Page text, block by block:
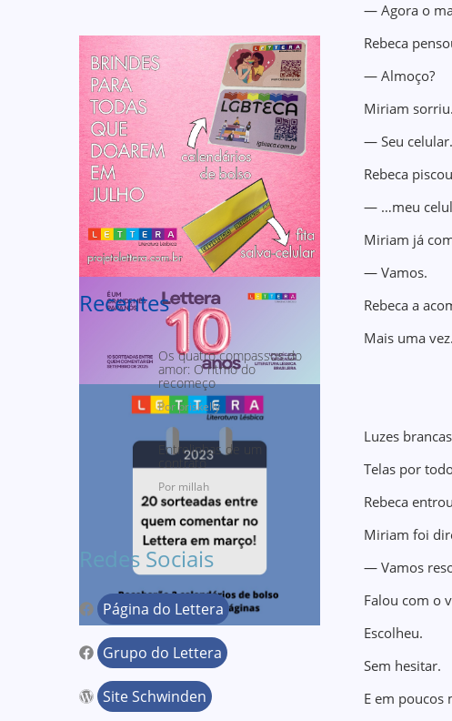
Recentes
Os quatro compassos do
amor: O ritmo do
recomeço
Por priskelly
Entrelinhas de um
contrato
Por millah
Redes Sociais
Página do Lettera
Grupo do Lettera
Site Schwinden
— Agora o
Rebeca
— Almoço?
Miriam sorriu.
— Seu celular.
Rebeca
— …meu
Miriam já
— Vamos.
Rebeca a
Mais uma
Luzes
Telas por
Rebeca
Miriam foi
— Vamos
Falou com o
Escolheu.
Sem hesitar.
E em poucos